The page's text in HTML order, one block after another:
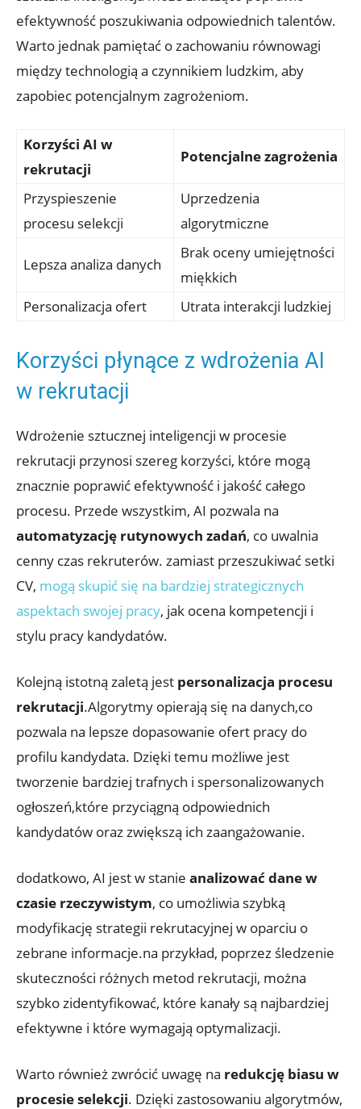
efektywność poszukiwania odpowiednich talentów.
Warto jednak pamiętać o zachowaniu równowagi
między technologią a czynnikiem ludzkim, aby
zapobiec potencjalnym zagrożeniom.
Korzyści AI w
rekrutacji
Potencjalne zagrożenia
Przyspieszenie
procesu selekcji
Uprzedzenia
algorytmiczne
Lepsza analiza danych
Brak oceny umiejętności
miękkich
Personalizacja ofert
Utrata interakcji ludzkiej
Korzyści płynące z wdrożenia AI
w rekrutacji
Wdrożenie sztucznej inteligencji w procesie
rekrutacji przynosi szereg korzyści, które mogą
znacznie poprawić efektywność i jakość całego
procesu. Przede wszystkim, AI pozwala na
automatyzację rutynowych zadań, co uwalnia
cenny czas rekruterów. zamiast przeszukiwać setki
CV, mogą skupić się na bardziej strategicznych
aspektach swojej pracy, jak ocena kompetencji i
stylu pracy kandydatów.
Kolejną istotną zaletą jest personalizacja procesu
rekrutacji.Algorytmy opierają się na danych,co
pozwala na lepsze dopasowanie ofert pracy do
profilu kandydata. Dzięki temu możliwe jest
tworzenie bardziej trafnych i spersonalizowanych
ogłoszeń,które przyciągną odpowiednich
kandydatów oraz zwiększą ich zaangażowanie.
dodatkowo, AI jest w stanie analizować dane w
czasie rzeczywistym, co umożliwia szybką
modyfikację strategii rekrutacyjnej w oparciu o
zebrane informacje.na przykład, poprzez śledzenie
skuteczności różnych metod rekrutacji, można
szybko zidentyfikować, które kanały są najbardziej
efektywne i które wymagają optymalizacji.
Warto również zwrócić uwagę na redukcję biasu w
procesie selekcji. Dzięki zastosowaniu algorytmów,